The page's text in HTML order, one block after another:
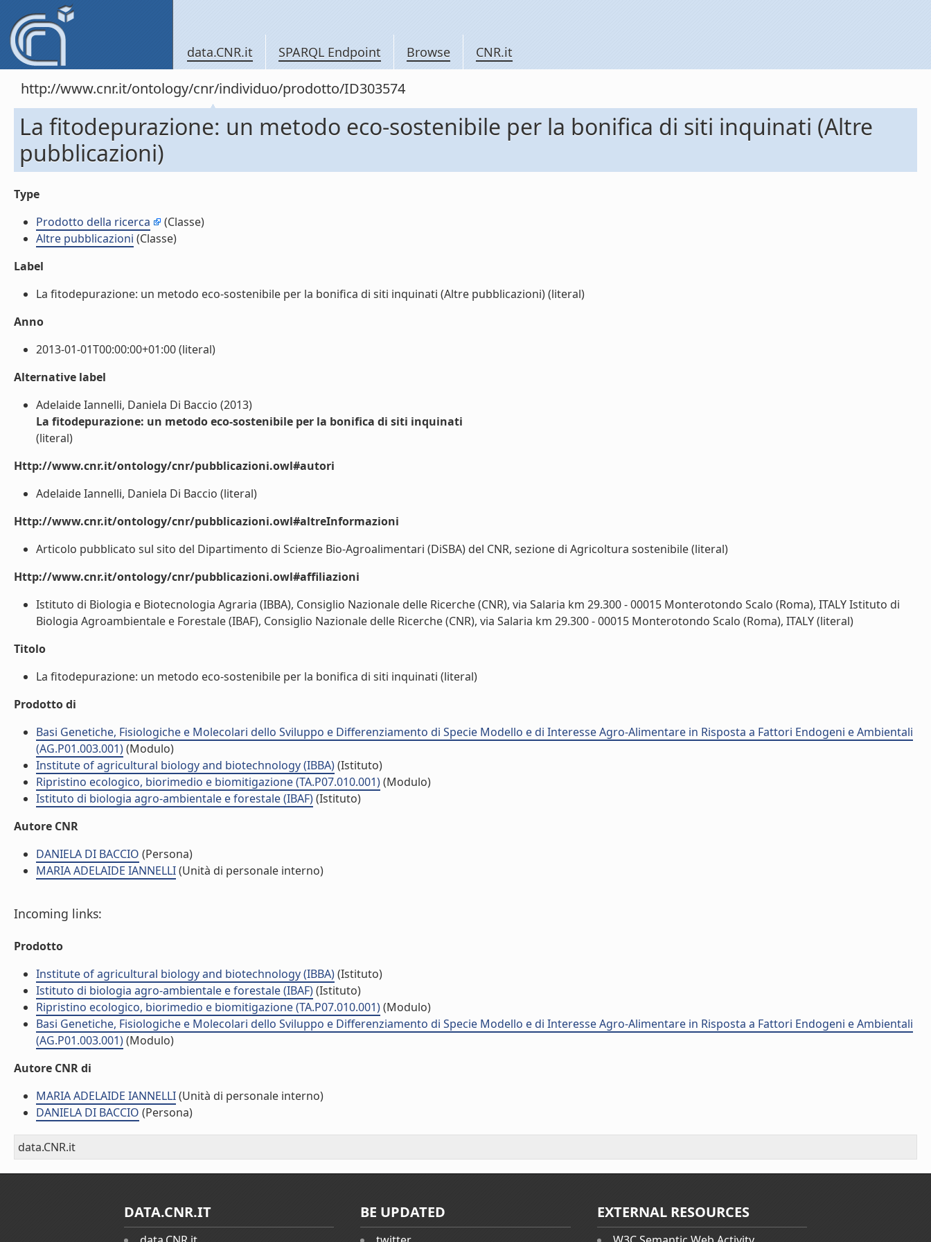
data.CNR.it SPARQL Endpoint Browse CNR.it
http://www.cnr.it/ontology/cnr/individuo/prodotto/ID303574
La fitodepurazione: un metodo eco-sostenibile per la bonifica di siti inquinati (Altre
pubblicazioni)
Type
Prodotto della ricerca
(Classe)
Altre pubblicazioni (Classe)
Label
La fitodepurazione: un metodo eco-sostenibile per la bonifica di siti inquinati (Altre pubblicazioni) (literal)
Anno
2013-01-01T00:00:00+01:00 (literal)
Alternative label
Adelaide Iannelli, Daniela Di Baccio (2013)
La fitodepurazione: un metodo eco-sostenibile per la bonifica di siti inquinati
(literal)
Http://www.cnr.it/ontology/cnr/pubblicazioni.owl#autori
Adelaide Iannelli, Daniela Di Baccio (literal)
Http://www.cnr.it/ontology/cnr/pubblicazioni.owl#altreInformazioni
Articolo pubblicato sul sito del Dipartimento di Scienze Bio-Agroalimentari (DiSBA) del CNR, sezione di Agricoltura sostenibile (literal)
Http://www.cnr.it/ontology/cnr/pubblicazioni.owl#affiliazioni
Istituto di Biologia e Biotecnologia Agraria (IBBA), Consiglio Nazionale delle Ricerche (CNR), via Salaria km 29.300 - 00015 Monterotondo Scalo (Roma), ITALY Istituto di
Biologia Agroambientale e Forestale (IBAF), Consiglio Nazionale delle Ricerche (CNR), via Salaria km 29.300 - 00015 Monterotondo Scalo (Roma), ITALY (literal)
Titolo
La fitodepurazione: un metodo eco-sostenibile per la bonifica di siti inquinati (literal)
Prodotto di
Basi Genetiche, Fisiologiche e Molecolari dello Sviluppo e Differenziamento di Specie Modello e di Interesse Agro-Alimentare in Risposta a Fattori Endogeni e Ambientali
(AG.P01.003.001)(Modulo)
Institute of agricultural biology and biotechnology (IBBA)(Istituto)
Ripristino ecologico, biorimedio e biomitigazione (TA.P07.010.001)(Modulo)
Istituto di biologia agro-ambientale e forestale (IBAF)(Istituto)
Autore CNR
DANIELA DI BACCIO (Persona)
MARIA ADELAIDE IANNELLI(Unità di personale interno)
Incoming links:
Prodotto
Institute of agricultural biology and biotechnology (IBBA)(Istituto)
Istituto di biologia agro-ambientale e forestale (IBAF)(Istituto)
Ripristino ecologico, biorimedio e biomitigazione (TA.P07.010.001)(Modulo)
Basi Genetiche, Fisiologiche e Molecolari dello Sviluppo e Differenziamento di Specie Modello e di Interesse Agro-Alimentare in Risposta a Fattori Endogeni e Ambientali
(AG.P01.003.001)(Modulo)
Autore CNR di
MARIA ADELAIDE IANNELLI(Unità di personale interno)
DANIELA DI BACCIO (Persona)
data.CNR.it
DATA.CNR.IT BE UPDATED EXTERNAL RESOURCES